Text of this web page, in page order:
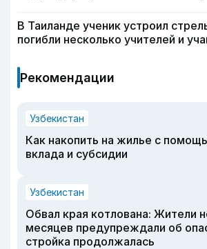
В Таиланде ученик устроил
погибли несколько учителей и
Рекомендации
Узбекистан
Как накопить на жилье с
вклада и субсидии
Узбекистан
Обвал края котлована: Жители
месяцев предупреждали об
стройка продолжалась